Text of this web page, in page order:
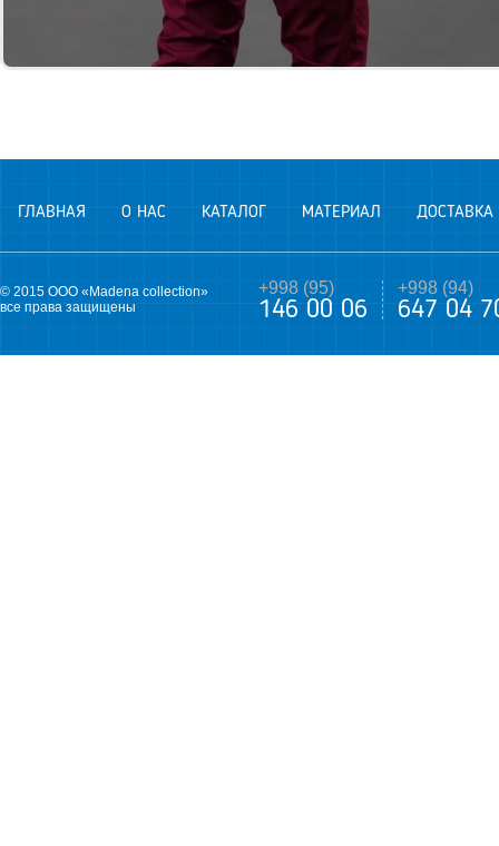
ГЛАВНАЯ О НАС КАТАЛОГ МАТЕРИАЛ ДОСТАВКА
© 2015 ООО «Madena collection»
все права защищены
+998 (95)
146 00 06
+998 (94)
647 04